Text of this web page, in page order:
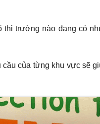
trường nào đang có
của từng khu vực sẽ